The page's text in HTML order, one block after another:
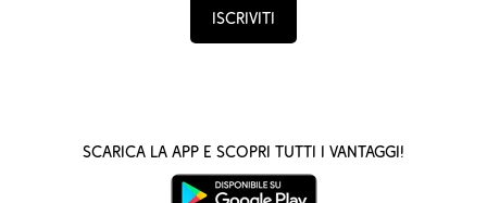
Iscriviti
Scarica la App e scopri tutti i vantaggi!